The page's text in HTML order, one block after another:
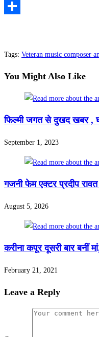
Telegram
Tags: Veteran music composer
You Might Also Like
फिल्मी जगत से दुखद खबर ,
September 1, 2023
गजनी फेम एक्टर प्रदीप
August 5, 2026
करीना कपूर दूसरी बार बनीं
February 21, 2021
Leave a Reply